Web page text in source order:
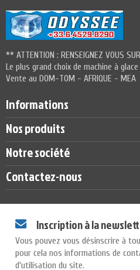
** ATTENTION : RENSEIGNEZ VOUS
Le plus grand choix de machine à glace
Vente au DOM-TOM - AFRIQUE - MEA
Informations
Nos produits
Notre société
Contactez-nous
Inscription à la
Vous pouvez vous désinscrire à
pour cela nos informations de
d'utilisation du site.